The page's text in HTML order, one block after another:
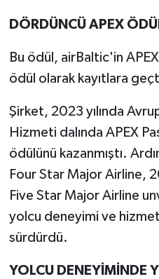
DÖRDÜNCÜ APEX
Bu ödül, airBaltic'in
ödül olarak kayıtlara
Şirket, 2023 yılında
Hizmeti dalında APEX
ödülünü kazanmıştı.
Four Star Major Airline,
Five Star Major Airline
yolcu deneyimi ve
sürdürdü.
YOLCU DENEYİMİNDE